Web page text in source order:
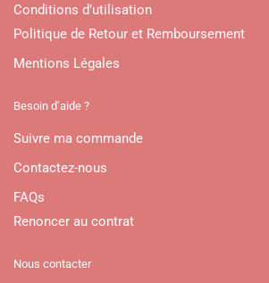
Conditions d’utilisation
Politique de Retour et Remboursement
Mentions Légales
Besoin d’aide ?
Suivre ma commande
Contactez-nous
FAQs
Renoncer au contrat
Nous contacter